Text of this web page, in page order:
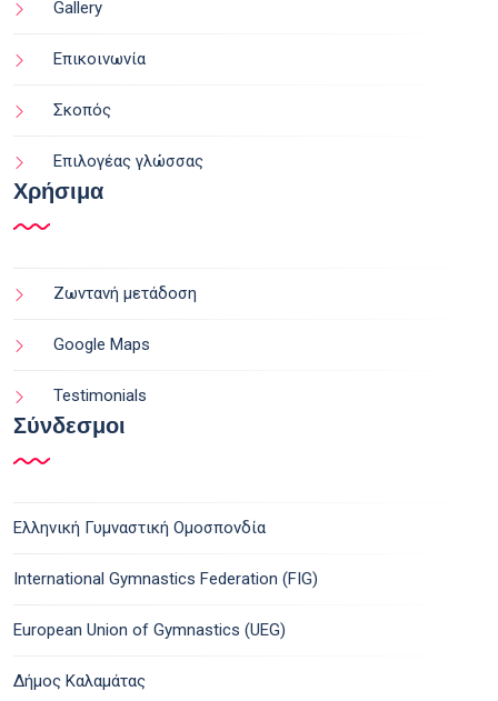
Gallery
Επικοινωνία
Σκοπός
Επιλογέας γλώσσας
Χρήσιμα
Ζωντανή μετάδοση
Google Maps
Testimonials
Σύνδεσμοι
Ελληνική Γυμναστική Ομοσπονδία
International Gymnastics Federation (FIG)
European Union of Gymnastics (UEG)
Δήμος Καλαμάτας